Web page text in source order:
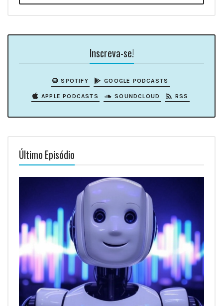
Inscreva-se!
SPOTIFY GOOGLE PODCASTS
APPLE PODCASTS SOUNDCLOUD RSS
Último Episódio